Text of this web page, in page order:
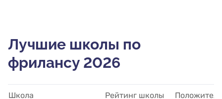
Лучшие школы по
фрилансу 2026
Школа Рейтинг школы